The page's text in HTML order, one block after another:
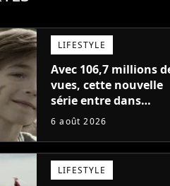
LIFESTYLE
Avec 106,7 millions
vues, cette nouvelle
série entre dans
l'histoire de Netflix en
6 août 2026
LIFESTYLE